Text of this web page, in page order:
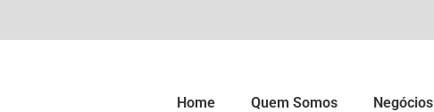
Home Quem Somos Negócios